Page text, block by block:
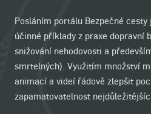
Posláním portálu Bezpečné
účinné příklady z praxe dopravní
snižování nehodovosti a
smrtelných). Využitím množství
animací a videí řádově zlepšit
zapamatovatelnost